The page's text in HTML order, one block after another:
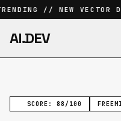
// NEW
AI.DEV
SCORE: 88/100